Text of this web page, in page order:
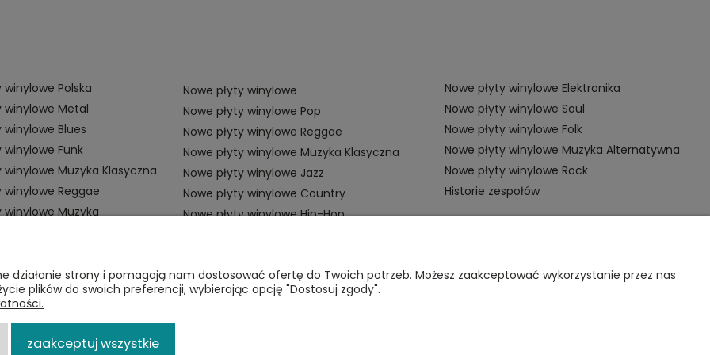
winylowe Polska
winylowe Metal
winylowe Blues
winylowe Funk
winylowe Muzyka Klasyczna
winylowe Reggae
winylowe Muzyka
Nowe płyty winylowe
Nowe płyty winylowe Pop
Nowe płyty winylowe Reggae
Nowe płyty winylowe Muzyka Klasyczna
Nowe płyty winylowe Jazz
Nowe płyty winylowe Country
Nowe płyty winylowe Hip-Hop
Nowe płyty winylowe Elektronika
Nowe płyty winylowe Soul
Nowe płyty winylowe Folk
Nowe płyty winylowe Muzyka Alternatywna
Nowe płyty winylowe Rock
Historie zespołów
ZAMÓWIENIA
Płatności
POMOC
Regulamin sklepu
VINYL TAMKA
działanie strony i pomagają nam dostosować ofertę do Twoich potrzeb. Możesz zaakceptować wykorzystanie przez nas
plików do swoich preferencji, wybierając opcję "Dostosuj zgody".
zaakceptuj wszystkie